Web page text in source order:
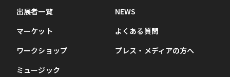
出展者一覧
マーケット
ワークショップ
ミュージック
NEWS
よくある質問
プレス・メディアの方へ